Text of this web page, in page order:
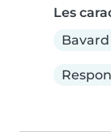
Les
Bavard